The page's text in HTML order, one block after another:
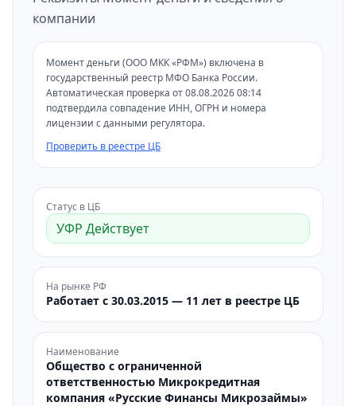
компании
Момент деньги (ООО МКК «РФМ») включена в
государственный реестр МФО Банка России.
Автоматическая проверка от 08.08.2026 08:14
подтвердила совпадение ИНН, ОГРН и номера
лицензии с данными регулятора.
Проверить в реестре ЦБ
Статус в ЦБ
УФР Действует
На рынке РФ
Работает с 30.03.2015 — 11 лет в реестре ЦБ
Наименование
Общество с ограниченной
ответственностью Микрокредитная
компания «Русские Финансы Микрозаймы»